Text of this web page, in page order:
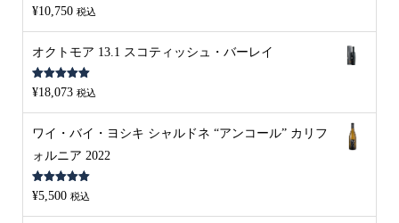
5段階中5.00
の評価
¥10,750 税込
オクトモア 13.1 スコティッシュ・バーレイ
5段階中5.00
の評価
¥18,073 税込
ワイ・バイ・ヨシキ シャルドネ “アンコール” カリフ
ォルニア 2022
5段階中 5.00
の評価
¥5,500 税込